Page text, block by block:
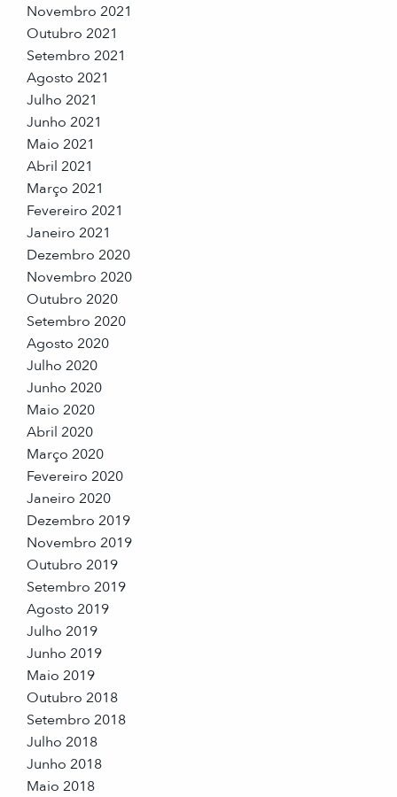
Novembro 2021
Outubro 2021
Setembro 2021
Agosto 2021
Julho 2021
Junho 2021
Maio 2021
Abril 2021
Março 2021
Fevereiro 2021
Janeiro 2021
Dezembro 2020
Novembro 2020
Outubro 2020
Setembro 2020
Agosto 2020
Julho 2020
Junho 2020
Maio 2020
Abril 2020
Março 2020
Fevereiro 2020
Janeiro 2020
Dezembro 2019
Novembro 2019
Outubro 2019
Setembro 2019
Agosto 2019
Julho 2019
Junho 2019
Maio 2019
Outubro 2018
Setembro 2018
Julho 2018
Junho 2018
Maio 2018